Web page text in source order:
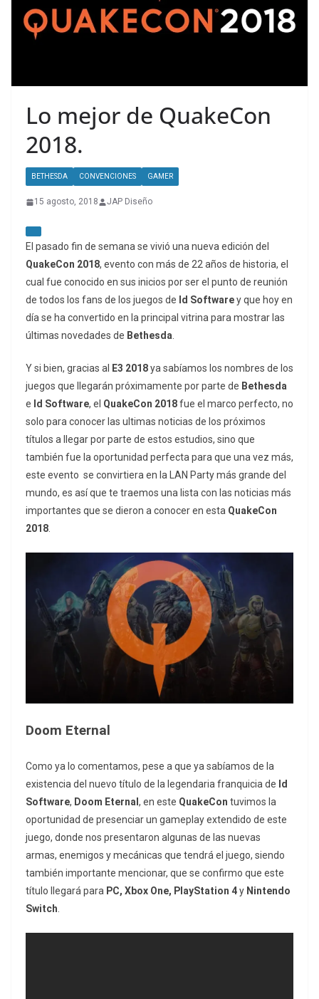
Lo mejor de QuakeCon
2018.
BETHESDA CONVENCIONES GAMER
15 agosto, 2018 JAP Diseño
El pasado fin de semana se vivió una nueva edición del
QuakeCon 2018, evento con más de 22 años de historia, el
cual fue conocido en sus inicios por ser el punto de reunión
de todos los fans de los juegos de Id Softwarey que hoy en
día se ha convertido en la principal vitrina para mostrar las
últimas novedades de Bethesda
Y si bien, gracias al E3 2018ya sabíamos los nombres de los
juegos que llegarán próximamente por parte de Bethesda
e Id Software, el QuakeCon 2018fue el marco perfecto, no
solo para conocer las ultimas noticias de los próximos
títulos a llegar por parte de estos estudios, sino que
también fue la oportunidad perfecta para que una vez más,
este evento se convirtiera en la LAN Party más grande del
mundo, es así que te traemos una lista con las noticias más
importantes que se dieron a conocer en esta QuakeCon
2018
Doom Eternal
Como ya lo comentamos, pese a que ya sabíamos de la
existencia del nuevo título de la legendaria franquicia de Id
Software, Doom Eternal , en este QuakeCon tuvimos la
oportunidad de presenciar un gameplay extendido de este
juego, donde nos presentaron algunas de las nuevas
armas, enemigos y mecánicas que tendrá el juego, siendo
también importante mencionar, que se confirmo que este
título llegará para PC, Xbox One, PlayStation 4y Nintendo
Switch.